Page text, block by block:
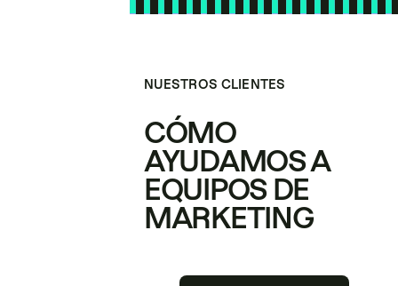
NUESTROS CLIENTES
CÓMO
AYUDAMOS A
EQUIPOS DE
MARKETING